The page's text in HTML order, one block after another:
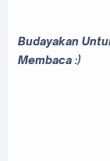
Budayakan
Membaca :)